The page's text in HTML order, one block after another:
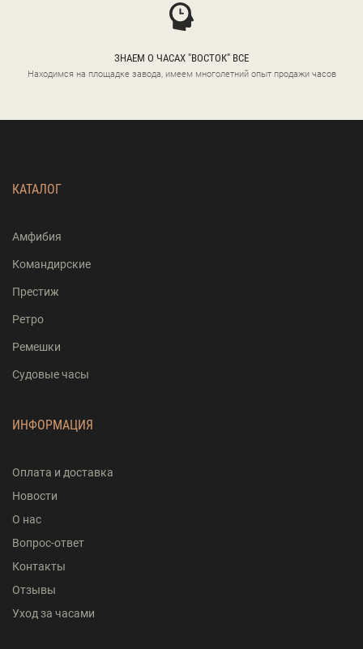
ЗНАЕМ О ЧАСАХ "ВОСТОК" ВСЕ
Находимся на площадке завода, имеем многолетний опыт продажи часов
КАТАЛОГ
Амфибия
Командирские
Престиж
Ретро
Ремешки
Судовые часы
ИНФОРМАЦИЯ
Оплата и доставка
Новости
О нас
Вопрос-ответ
Контакты
Отзывы
Уход за часами